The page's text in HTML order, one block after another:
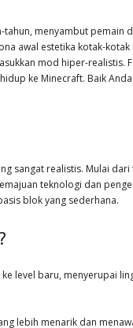
menyambut pemain
awal estetika kotak-
mod hiper-realistis.
ke Minecraft. Baik
sangat realistis. Mulai dari
teknologi dan
blok yang sederhana.
level baru, menyerupai
lebih menarik dan